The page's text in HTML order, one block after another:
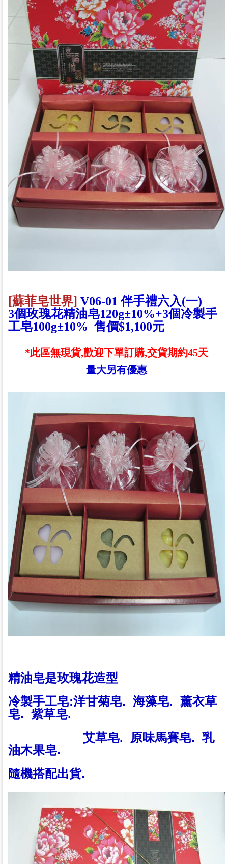
[蘇菲皂世界] V06-01 伴手禮六入(一)
3個玫瑰花精油皂120g±10%+3個冷製手
工皂100g±10% 售價$1,100元
*此區無現貨,歡迎下單訂購,交貨期約45天
量大另有優惠
精油皂是玫瑰花造型
冷製手工皂:洋甘菊皂. 海藻皂. 薰衣草
皂. 紫草皂.
艾草皂. 原味馬賽皂. 乳
油木果皂.
隨機搭配出貨.